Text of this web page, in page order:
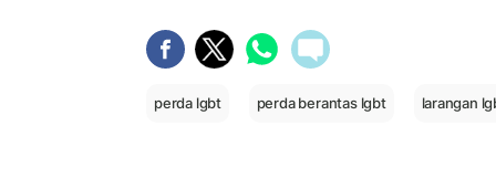
perda lgbt perda berantas lgbt larangan